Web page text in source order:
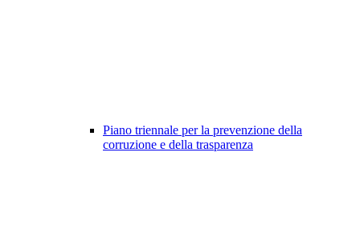
Piano triennale per la prevenzione della
corruzione e della trasparenza